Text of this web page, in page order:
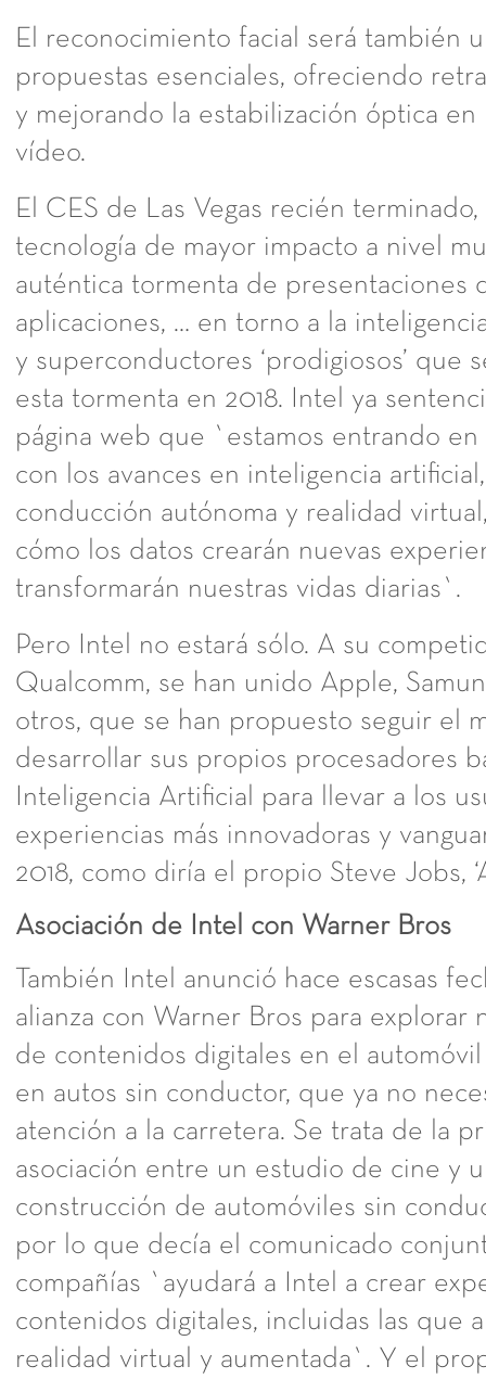
El reconocimiento facial será también
propuestas esenciales, ofreciendo
y mejorando la estabilización óptica en
vídeo.
El CES de Las Vegas recién
tecnología de mayor impacto a nivel
auténtica tormenta de presentaciones
aplicaciones, … en torno a la
y superconductores ‘prodigiosos’ que
esta tormenta en 2018. Intel ya
página web que `estamos entrando
con los avances en inteligencia
conducción autónoma y realidad
cómo los datos crearán nuevas
transformarán nuestras vidas diarias`.
Pero Intel no estará sólo. A su
Qualcomm, se han unido Apple,
otros, que se han propuesto seguir el
desarrollar sus propios procesadores
Inteligencia Artificial para llevar a los
experiencias más innovadoras y
2018, como diría el propio Steve Jobs,
Asociación de Intel con Warner Bros
También Intel anunció hace escasas
alianza con Warner Bros para explorar
de contenidos digitales en el
en autos sin conductor, que ya no
atención a la carretera. Se trata de la
asociación entre un estudio de cine y
construcción de automóviles sin
por lo que decía el comunicado
compañías `ayudará a Intel a crear
contenidos digitales, incluidas las que
realidad virtual y aumentada`. Y el